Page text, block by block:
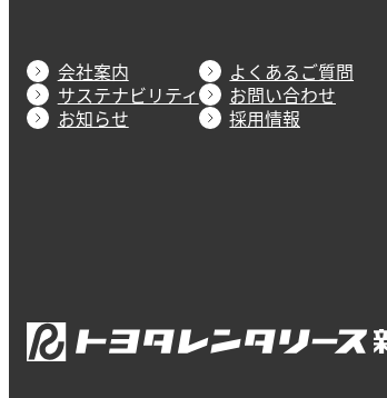
会社案内
サステナビリティ
お知らせ
よくあるご質問
お問い合わせ
採用情報